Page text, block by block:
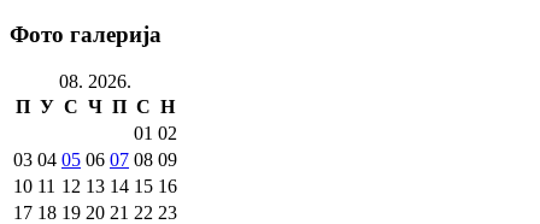
Фото галерија
08. 2026.
П У С Ч П С Н
01 02
03 04 05 06 07 08 09
10 11 12 13 14 15 16
17 18 19 20 21 22 23